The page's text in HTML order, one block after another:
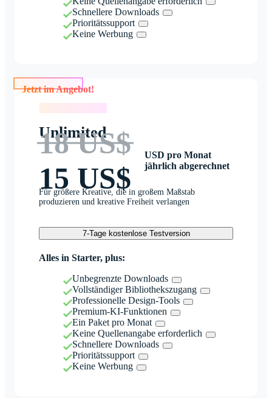
Schnellere Downloads
Prioritätssupport
Keine Werbung
Jetzt im Angebot!
Unlimited
18 US$
15 US$
USD pro Monat
jährlich abgerechnet
Für größere Kreative, die in großem Maßstab
produzieren und kreative Freiheit verlangen
7-Tage kostenlose Testversion
Alles in Starter, plus:
Unbegrenzte Downloads
Vollständiger Bibliothekszugang
Professionelle Design-Tools
Premium-KI-Funktionen
Ein Paket pro Monat
Keine Quellenangabe erforderlich
Schnellere Downloads
Prioritätssupport
Keine Werbung